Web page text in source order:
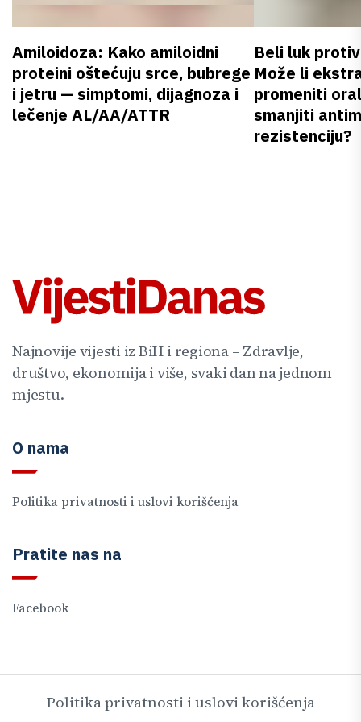
Amiloidoza: Kako amiloidni
proteini oštećuju srce, bubrege
i jetru — simptomi, dijagnoza i
lečenje AL/AA/ATTR
Beli luk
Može li
promeniti
smanjiti
rezistenciju?
Najnovije vijesti iz BiH i regiona – Zdravlje,
društvo, ekonomija i više, svaki dan na jednom
mjestu.
O nama
Politika privatnosti i uslovi korišćenja
Pratite nas na
Facebook
Politika privatnosti i uslovi korišćenja